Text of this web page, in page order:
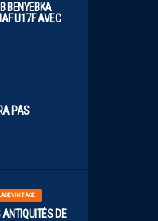
BENYEBKA
U17F AVEC
PAS
DE